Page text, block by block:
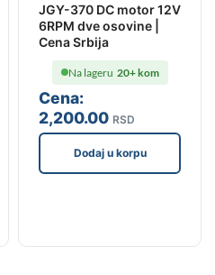
JGY-370 DC motor 12V
6RPM dve osovine |
Cena Srbija
Cena:
2,200.00 RSD
Na lageru 20+ kom
Dodaj u korpu